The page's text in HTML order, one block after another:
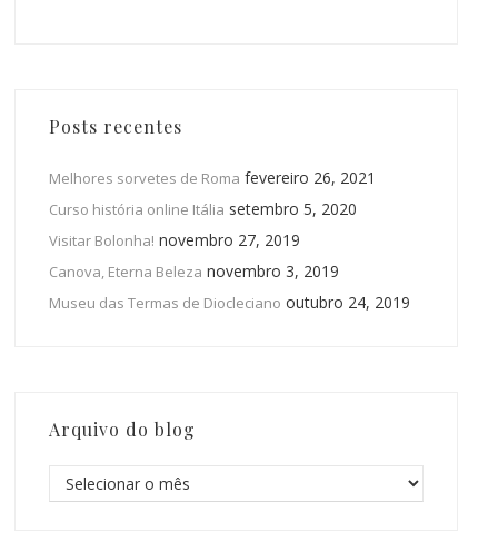
Posts recentes
Melhores sorvetes de Roma fevereiro 26, 2021
Curso história online Itália setembro 5, 2020
Visitar Bolonha! novembro 27, 2019
Canova, Eterna Beleza novembro 3, 2019
Museu das Termas de Diocleciano outubro 24, 2019
Arquivo do blog